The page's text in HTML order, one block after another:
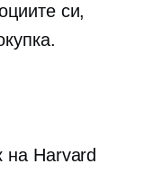
си,
Harvard